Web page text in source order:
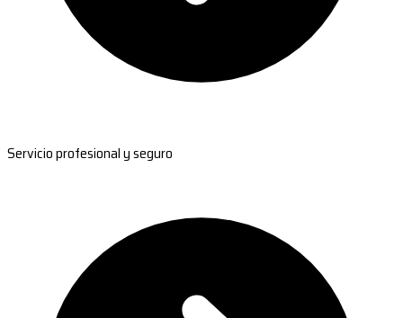
Servicio profesional y seguro